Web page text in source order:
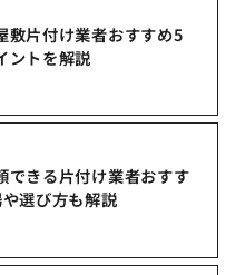
敷片付け業者おすすめ5
ントを解説
できる片付け業者おすす
選び方も解説